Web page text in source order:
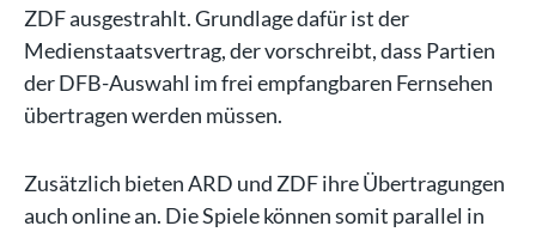
ZDF ausgestrahlt. Grundlage dafür ist der
Medienstaatsvertrag, der vorschreibt, dass Partien
der DFB-Auswahl im frei empfangbaren Fernsehen
übertragen werden müssen.
Zusätzlich bieten ARD und ZDF ihre Übertragungen
auch online an. Die Spiele können somit parallel in